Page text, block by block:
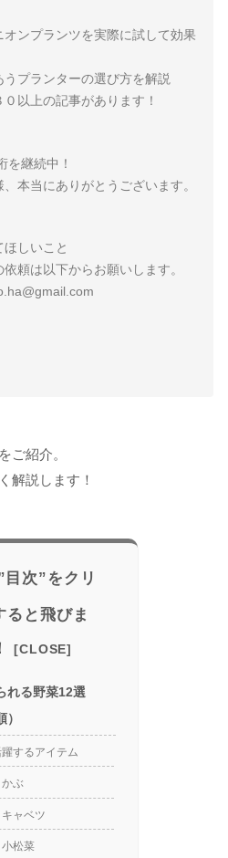
オンプランツを実際に試して効果
うプランターの選び方を解説
以上の記事があります！
を継続中！
本当にありがとうございます。
ほしいこと
依頼は以下からお願いします。
ご紹介。
解説します！
目次”をクリ
ると飛びま
れる野菜12選
）
するアイテム
かぶ
キャベツ
小松菜